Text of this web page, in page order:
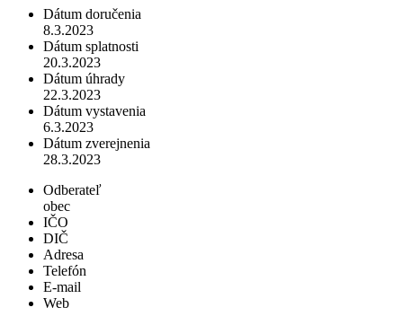
Dátum doručenia
8.3.2023
Dátum splatnosti
20.3.2023
Dátum úhrady
22.3.2023
Dátum vystavenia
6.3.2023
Dátum zverejnenia
28.3.2023
Odberateľ
obec
IČO
DIČ
Adresa
Telefón
E-mail
Web